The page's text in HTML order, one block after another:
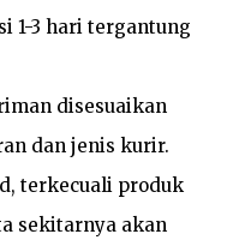
1-3 hari tergantung
disesuaikan
dan jenis kurir.
terkecuali produk
sekitarnya akan